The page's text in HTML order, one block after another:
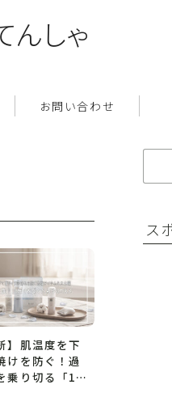
んしゃ
お問い合わせ
】肌温度を下
けを防ぐ！過
乗り切る「1軍
ス